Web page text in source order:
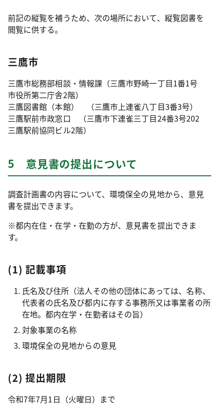
前記の縦覧を補うため、次の場所において、縦覧図書を
閲覧に供する。
三鷹市
三鷹市総務部相談・情報課（三鷹市野崎一丁目1番1号
市役所第二庁舎2階）
三鷹図書館（本館） （三鷹市上連雀八丁目3番3号）
三鷹駅前市政窓口 （三鷹市下連雀三丁目24番3号202
三鷹駅前協同ビル2階）
5 意見書の提出について
調査計画書の内容について、環境保全の見地から、意見
書を提出できます。
※都内在住・在学・在勤の方が、意見書を提出できま
す。
(1) 記載事項
氏名及び住所（法人その他の団体にあっては、名称、
代表者の氏名及び都内に存する事務所又は事業者の所
在地。都内在学・在勤者はその旨）
対象事業の名称
環境保全の見地からの意見
(2) 提出期限
令和7年7月1日（火曜日）まで